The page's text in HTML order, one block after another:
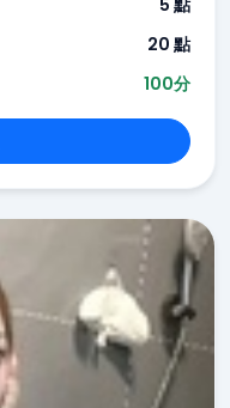
5 點
20 點
100分